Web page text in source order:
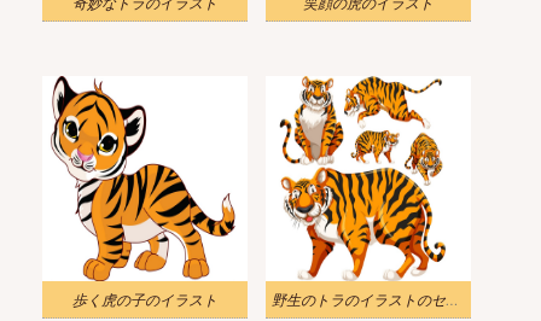
歩く虎の子のイラスト 野生のトラのイラストのセット